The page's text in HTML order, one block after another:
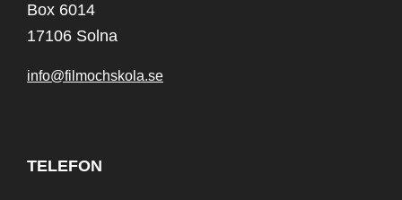
Box 6014
17106 Solna
info@filmochskola.se
TELEFON